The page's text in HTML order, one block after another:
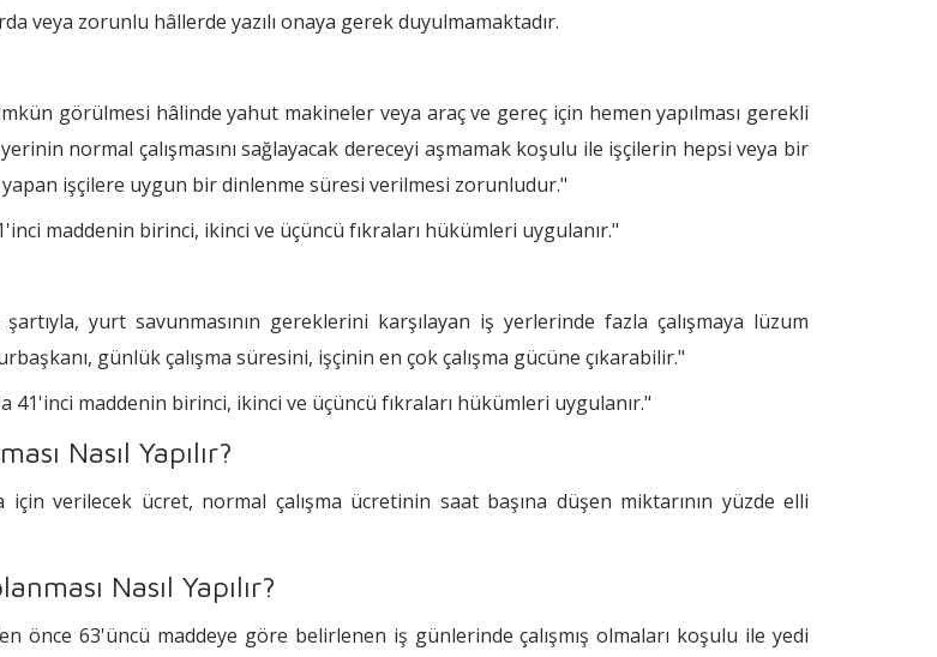
veya zorunlu hâllerde yazılı onaya gerek duyulmamaktadır.
görülmesi hâlinde yahut makineler veya araç ve gereç için hemen yapılması gerekli
normal çalışmasını sağlayacak dereceyi aşmamak koşulu ile işçilerin hepsi veya bir
yapan işçilere uygun bir dinlenme süresi verilmesi zorunludur."
maddenin birinci, ikinci ve üçüncü fıkraları hükümleri uygulanır."
yurt savunmasının gereklerini karşılayan iş yerlerinde fazla çalışmaya lüzum
günlük çalışma süresini, işçinin en çok çalışma gücüne çıkarabilir."
41'inci maddenin birinci, ikinci ve üçüncü fıkraları hükümleri uygulanır."
Nasıl Yapılır?
verilecek ücret, normal çalışma ücretinin saat başına düşen miktarının yüzde elli
Nasıl Yapılır?
önce 63'üncü maddeye göre belirlenen iş günlerinde çalışmış olmaları koşulu ile yedi